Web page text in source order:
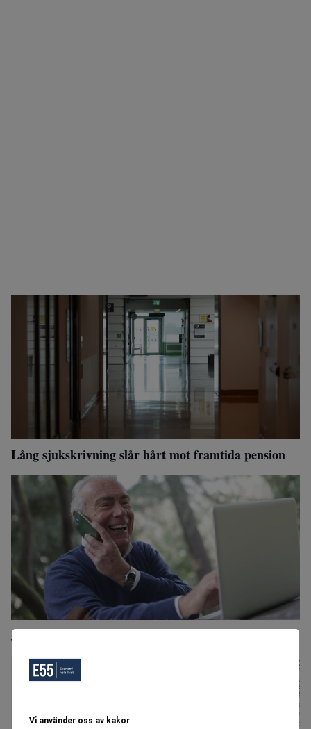
Vi använder oss av kakor
Lång sjukskrivning slår hårt mot framtida pension
Jobbonär? Då kan du få bidrag på 100 000 kronor